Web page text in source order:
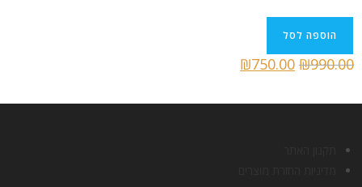
הוספה לסל
₪990.00
₪750.00